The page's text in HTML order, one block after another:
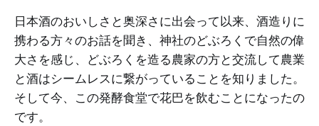
日本酒のおいしさと奥深さに出会って以来、酒造りに
携わる方々のお話を聞き、神社のどぶろくで自然の偉
大さを感じ、どぶろくを造る農家の方と交流して農業
と酒はシームレスに繋がっていることを知りました。
そして今、この発酵食堂で花巴を飲むことになったの
です。